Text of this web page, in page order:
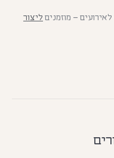
– מוזמנים ליצור